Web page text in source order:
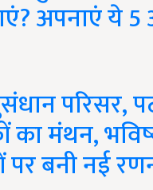
अपनाएं ये
परिसर,
का मंथन,
बनी नई